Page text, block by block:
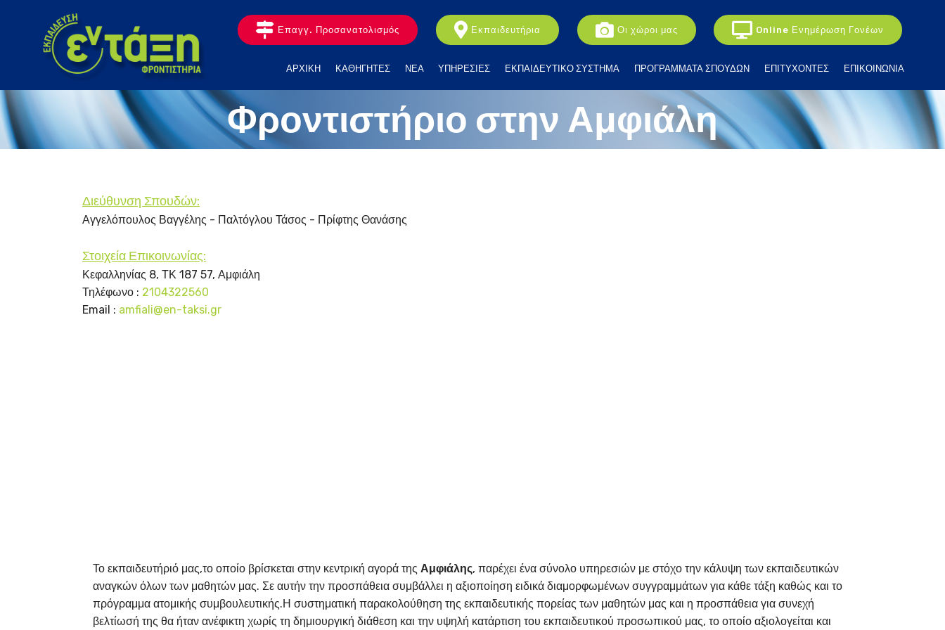
ΑΡΧΙΚΗ ΚΑΘΗΓΗΤΕΣ ΝΕΑ ΥΠΗΡΕΣΙΕΣ ΕΚΠΑΙΔΕΥΤΙΚΟ ΣΥΣΤΗΜΑ ΠΡΟΓΡΑΜΜΑΤΑ ΣΠΟΥΔΩΝ ΕΠΙΤΥΧΟΝΤΕΣ ΕΠΙΚΟΙΝΩΝΙΑ
Επαγγ. Προσανατολισμός Εκπαιδευτήρια Οι χώροι μας Online Ενημέρωση Γονέων
Φροντιστήριο στην Αμφιάλη
Διεύθυνση Σπουδών:
Αγγελόπουλος Βαγγέλης - Παλτόγλου Τάσος - Πρίφτης Θανάσης
Στοιχεία Επικοινωνίας:
Κεφαλληνίας 8, ΤΚ 187 57, Αμφιάλη
Τηλέφωνο : 2104322560
Email : amfiali@en-taksi.gr
Το εκπαιδευτήριό μας,το οποίο βρίσκεται στην κεντρική αγορά της Αμφιάλης, παρέχει ένα σύνολο υπηρεσιών με στόχο την κάλυψη των εκπαιδευτικών
αναγκών όλων των μαθητών μας. Σε αυτήν την προσπάθεια συμβάλλει η αξιοποίηση ειδικά διαμορφωμένων συγγραμμάτων για κάθε τάξη καθώς και το
πρόγραμμα ατομικής συμβουλευτικής.Η συστηματική παρακολούθηση της εκπαιδευτικής πορείας των μαθητών μας και η προσπάθεια για συνεχή
βελτίωσή της θα ήταν ανέφικτη χωρίς τη δημιουργική διάθεση και την υψηλή κατάρτιση του εκπαιδευτικού προσωπικού μας, το οποίο αξιολογείται και